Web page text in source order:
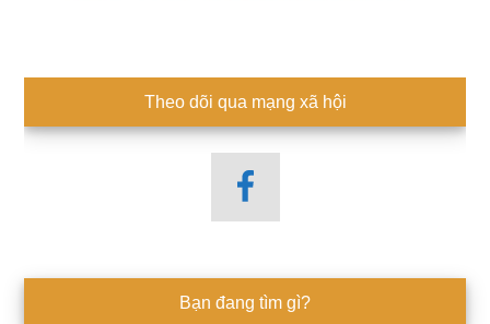
Theo dõi qua mạng xã hội
Bạn đang tìm gì?